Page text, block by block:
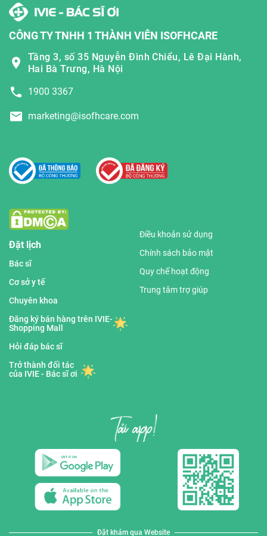
CÔNG TY TNHH 1 THÀNH VIÊN ISOFHCARE
Tầng 3, số 35 Nguyễn Đình Chiểu, Lê Đại Hành,
Hai Bà Trưng, Hà Nội
1900 3367
marketing@isofhcare.com
Đặt lịch
Bác sĩ
Cơ sở y tế
Chuyên khoa
Đăng ký bán hàng trên IVIE-
Shopping Mall
Hỏi đáp bác sĩ
Trở thành đối tác
của IVIE - Bác sĩ ơi
Điều khoản sử dụng
Chính sách bảo mật
Quy chế hoạt động
Trung tâm trợ giúp
Đặt khám qua Website